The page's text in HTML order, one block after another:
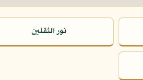
نور الثقلين